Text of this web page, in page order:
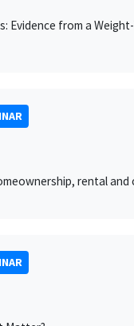
Evidence from a
rental